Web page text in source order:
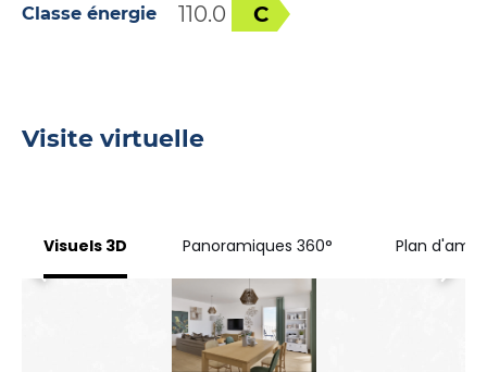
Classe énergie 110.0 C
Visite virtuelle